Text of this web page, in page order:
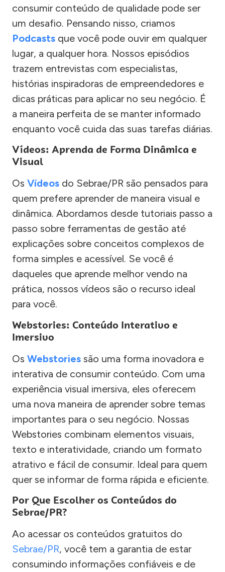
consumir conteúdo de qualidade pode ser
um desafio. Pensando nisso, criamos
Podcasts que você pode ouvir em qualquer
lugar, a qualquer hora. Nossos episódios
trazem entrevistas com especialistas,
histórias inspiradoras de empreendedores e
dicas práticas para aplicar no seu negócio. É
a maneira perfeita de se manter informado
enquanto você cuida das suas tarefas diárias.
Vídeos: Aprenda de Forma Dinâmica e
Visual
Os Vídeos do Sebrae/PR são pensados para
quem prefere aprender de maneira visual e
dinâmica. Abordamos desde tutoriais passo a
passo sobre ferramentas de gestão até
explicações sobre conceitos complexos de
forma simples e acessível. Se você é
daqueles que aprende melhor vendo na
prática, nossos vídeos são o recurso ideal
para você.
Webstories: Conteúdo Interativo e
Imersivo
Os Webstories são uma forma inovadora e
interativa de consumir conteúdo. Com uma
experiência visual imersiva, eles oferecem
uma nova maneira de aprender sobre temas
importantes para o seu negócio. Nossas
Webstories combinam elementos visuais,
texto e interatividade, criando um formato
atrativo e fácil de consumir. Ideal para quem
quer se informar de forma rápida e eficiente.
Por Que Escolher os Conteúdos do
Sebrae/PR?
Ao acessar os conteúdos gratuitos do
Sebrae/PR, você tem a garantia de estar
consumindo informações confiáveis e de